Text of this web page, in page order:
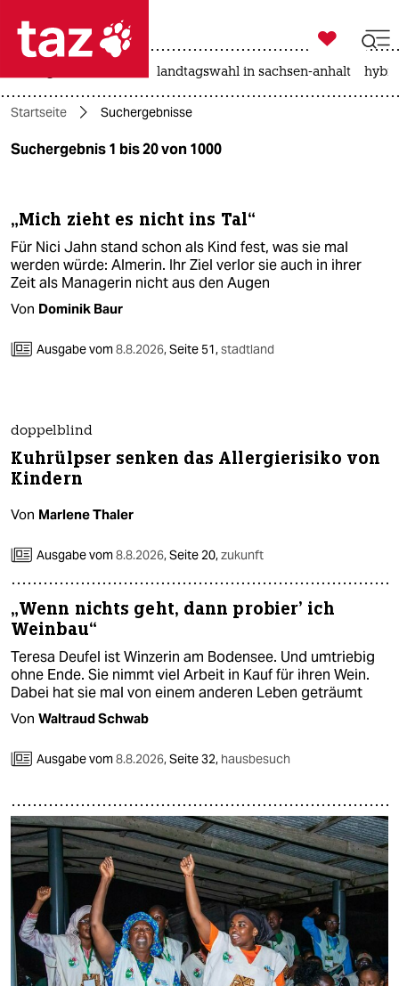
 taz zahl ich
taz zahl ich
themen
öko
gesellschaft
kultur
sport
nord
wahrheit
verlag
verlag
shop
fragen & hilfe
unterstützen
genossenschaft
epaper login

taz zahl ich
landtagswahl in sachsen-anhalt
Startseite Suchergebnisse
Suchergebnis 1 bis 20 von 1000
„Mich zieht es nicht ins Tal“
Für Nici Jahn stand schon als Kind fest, was sie mal
werden würde: Almerin. Ihr Ziel verlor sie auch in ihrer
Zeit als Managerin nicht aus den Augen
Von Dominik Baur
Ausgabe vom8.8.2026,Seite 51,stadtland
doppelblind
Kuhrülpser senken das Allergierisiko von
Kindern
Von Marlene Thaler
Ausgabe vom8.8.2026,Seite 20,zukunft
„Wenn nichts geht, dann probier’ ich
Weinbau“
Teresa Deufel ist Winzerin am Bodensee. Und umtriebig
ohne Ende. Sie nimmt viel Arbeit in Kauf für ihren Wein.
Dabei hat sie mal von einem anderen Leben geträumt
Von Waltraud Schwab
Ausgabe vom8.8.2026,Seite 32, hausbesuch